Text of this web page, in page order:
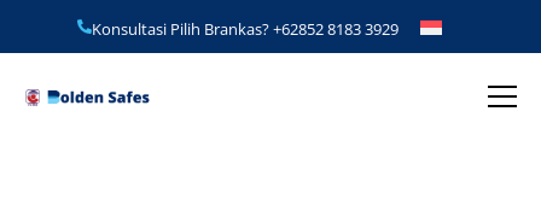
Konsultasi Pilih Brankas?+62852 8183 3929